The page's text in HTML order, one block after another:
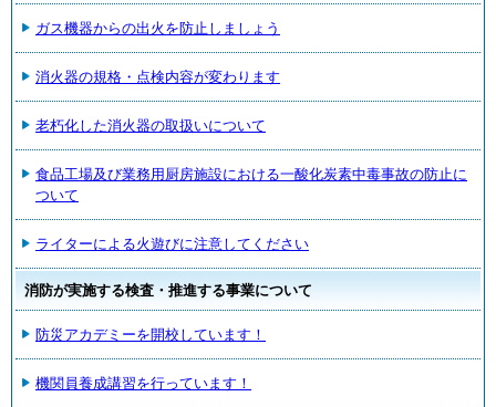
ガス機器からの出火を防止しましょう
消火器の規格・点検内容が変わります
老朽化した消火器の取扱いについて
食品工場及び業務用厨房施設における一酸化炭素中毒事故の防止に
ついて
ライターによる火遊びに注意してください
消防が実施する検査・推進する事業について
防災アカデミーを開校しています！
機関員養成講習を行っています！